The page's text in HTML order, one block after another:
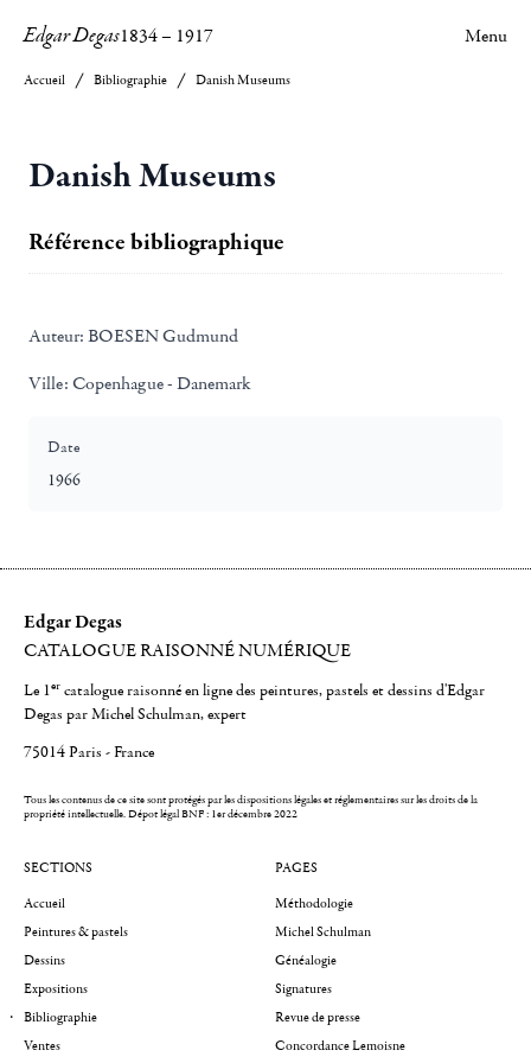
Edgar Degas1834– 1917 Menu
Accueil Bibliographie Danish Museums
Danish Museums
Référence bibliographique
Auteur: BOESEN Gudmund
Ville: Copenhague - Danemark
Date
1966
Edgar Degas
CATALOGUE RAISONNÉ NUMÉRIQUE
Le 1er catalogue raisonné en ligne des peintures, pastels et dessins d'Edgar
Degas par Michel Schulman, expert
75014 Paris - France
Tous les contenus de ce site sont protégés par les dispositions légales et réglementaires sur les droits de la
propriété intellectuelle.Dépot légal BNF : 1er décembre 2022
SECTIONS
Accueil
Peintures & pastels
Dessins
Expositions
Bibliographie
Ventes
PAGES
Méthodologie
Michel Schulman
Généalogie
Signatures
Revue de presse
Concordance Lemoisne